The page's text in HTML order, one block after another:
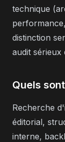
technique
distinction
audit sérieux
Quels
Recherche
éditorial,
interne,